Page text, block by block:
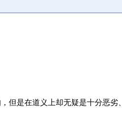
是在道义上却无疑是十分恶